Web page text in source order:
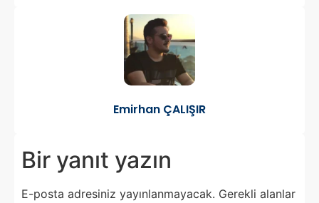
Emirhan ÇALIŞIR
Bir yanıt yazın
E-posta adresiniz yayınlanmayacak. Gerekli alanlar